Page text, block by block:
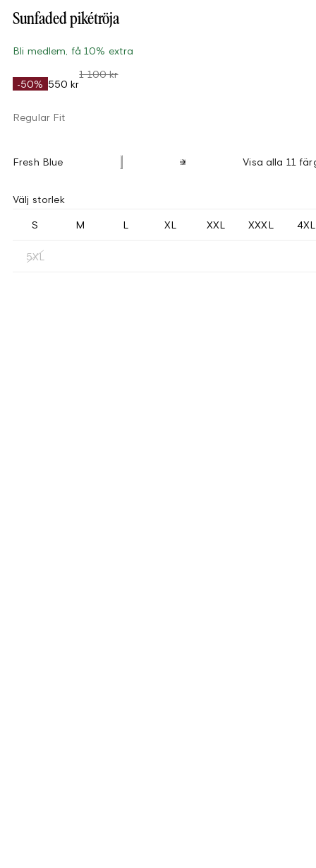
Sunfaded pikétröja
Bli medlem, få 10% extra
-50% 550 kr
1 100 kr
Regular Fit
Fresh Blue Visa alla 11
Välj storlek
S M L XL XXL XXXL 4XL
5XL